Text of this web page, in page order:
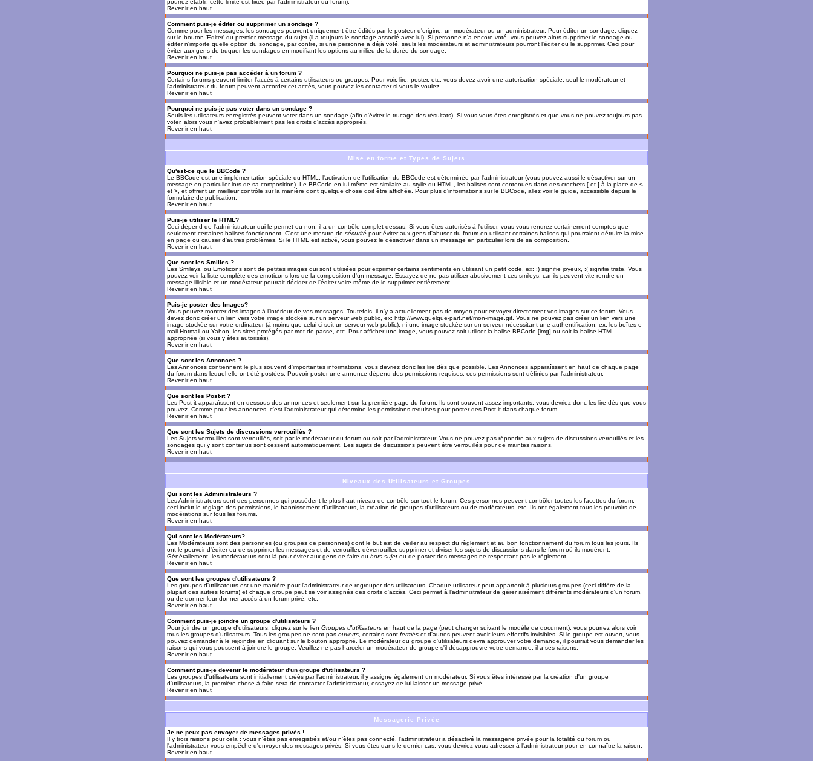
pourrez établir, cette limite est fixée par l'administrateur du forum).
Revenir en haut
Comment puis-je éditer ou supprimer un sondage ?
Comme pour les messages, les sondages peuvent uniquement être édités par le posteur d'origine, un modérateur ou un administrateur. Pour éditer un sondage, cliquez
sur le bouton 'Editer' du premier message du sujet (il a toujours le sondage associé avec lui). Si personne n'a encore voté, vous pouvez alors supprimer le sondage ou
éditer n'importe quelle option du sondage, par contre, si une personne a déjà voté, seuls les modérateurs et administrateurs pourront l'éditer ou le supprimer. Ceci pour
éviter aux gens de truquer les sondages en modifiant les options au milieu de la durée du sondage.
Revenir en haut
Pourquoi ne puis-je pas accéder à un forum ?
Certains forums peuvent limiter l'accès à certains utilisateurs ou groupes. Pour voir, lire, poster, etc. vous devez avoir une autorisation spéciale, seul le modérateur et
l'administrateur du forum peuvent accorder cet accès, vous pouvez les contacter si vous le voulez.
Revenir en haut
Pourquoi ne puis-je pas voter dans un sondage ?
Seuls les utilisateurs enregistrés peuvent voter dans un sondage (afin d'éviter le trucage des résultats). Si vous vous êtes enregistrés et que vous ne pouvez toujours pas
voter, alors vous n'avez probablement pas les droits d'accès appropriés.
Revenir en haut
Mise en forme et Types de Sujets
Qu'est-ce que le BBCode ?
Le BBCode est une implémentation spéciale du HTML, l'activation de l'utilisation du BBCode est déterminée par l'administrateur (vous pouvez aussi le désactiver sur un
message en particulier lors de sa composition). Le BBCode en lui-même est similaire au styile du HTML, les balises sont contenues dans des crochets [ et ] à la place de <
et >, et offrent un meilleur contrôle sur la manière dont quelque chose doit être affichée. Pour plus d'informations sur le BBCode, allez voir le guide, accessible depuis le
formulaire de publication.
Revenir en haut
Puis-je utiliser le HTML?
Ceci dépend de l'administrateur qui le permet ou non, il a un contrôle complet dessus. Si vous êtes autorisés à l'utiliser, vous vous rendrez certainement comptes que
seulement certaines balises fonctionnent. C'est une mesure de sécurité pour éviter aux gens d'abuser du forum en utilisant certaines balises qui pourraient détruire la mise
en page ou causer d'autres problèmes. Si le HTML est activé, vous pouvez le désactiver dans un message en particulier lors de sa composition.
Revenir en haut
Que sont les Smilies ?
Les Smileys, ou Emoticons sont de petites images qui sont utilisées pour exprimer certains sentiments en utilisant un petit code, ex: :) signifie joyeux, :( signifie triste. Vous
pouvez voir la liste complète des emoticons lors de la composition d'un message. Essayez de ne pas utiliser abusivement ces smileys, car ils peuvent vite rendre un
message illisible et un modérateur pourrait décider de l'éditer voire même de le supprimer entièrement.
Revenir en haut
Puis-je poster des Images?
Vous pouvez montrer des images à l'intérieur de vos messages. Toutefois, il n'y a actuellement pas de moyen pour envoyer directement vos images sur ce forum. Vous
devez donc créer un lien vers votre image stockée sur un serveur web public, ex: http://www.quelque-part.net/mon-image.gif. Vous ne pouvez pas créer un lien vers une
image stockée sur votre ordinateur (à moins que celui-ci soit un serveur web public), ni une image stockée sur un serveur nécessitant une authentification, ex: les boîtes e-
mail Hotmail ou Yahoo, les sites protégés par mot de passe, etc. Pour afficher une image, vous pouvez soit utiliser la balise BBCode [img] ou soit la balise HTML
appropriée (si vous y êtes autorisés).
Revenir en haut
Que sont les Annonces ?
Les Annonces contiennent le plus souvent d'importantes informations, vous devriez donc les lire dès que possible. Les Annonces apparaîssent en haut de chaque page
du forum dans lequel elle ont été postées. Pouvoir poster une annonce dépend des permissions requises, ces permissions sont définies par l'administrateur.
Revenir en haut
Que sont les Post-it ?
Les Post-it apparaîssent en-dessous des annonces et seulement sur la première page du forum. Ils sont souvent assez importants, vous devriez donc les lire dès que vous
pouvez. Comme pour les annonces, c'est l'administrateur qui détermine les permissions requises pour poster des Post-it dans chaque forum.
Revenir en haut
Que sont les Sujets de discussions verrouillés ?
Les Sujets verrouillés sont verrouillés, soit par le modérateur du forum ou soit par l'administrateur. Vous ne pouvez pas répondre aux sujets de discussions verrouillés et les
sondages qui y sont contenus sont cessent automatiquement. Les sujets de discussions peuvent être verrouillés pour de maintes raisons.
Revenir en haut
Niveaux des Utilisateurs et Groupes
Qui sont les Administrateurs ?
Les Administrateurs sont des personnes qui possèdent le plus haut niveau de contrôle sur tout le forum. Ces personnes peuvent contrôler toutes les facettes du forum,
ceci inclut le réglage des permissions, le bannissement d'utilisateurs, la création de groupes d'utilisateurs ou de modérateurs, etc. Ils ont également tous les pouvoirs de
modérations sur tous les forums.
Revenir en haut
Qui sont les Modérateurs?
Les Modérateurs sont des personnes (ou groupes de personnes) dont le but est de veiller au respect du règlement et au bon fonctionnement du forum tous les jours. Ils
ont le pouvoir d'éditer ou de supprimer les messages et de verrouiller, déverrouiller, supprimer et diviser les sujets de discussions dans le forum où ils modèrent.
Générallement, les modérateurs sont là pour éviter aux gens de faire du hors-sujet ou de poster des messages ne respectant pas le règlement.
Revenir en haut
Que sont les groupes d'utilisateurs ?
Les groupes d'utilisateurs est une manière pour l'administrateur de regrouper des utilisateurs. Chaque utilisateur peut appartenir à plusieurs groupes (ceci diffère de la
plupart des autres forums) et chaque groupe peut se voir assignés des droits d'accès. Ceci permet à l'administrateur de gérer aisément différents modérateurs d'un forum,
ou de donner leur donner accès à un forum privé, etc.
Revenir en haut
Comment puis-je joindre un groupe d'utilisateurs ?
Pour joindre un groupe d'utilisateurs, cliquez sur le lien Groupes d'utilisateurs en haut de la page (peut changer suivant le modèle de document), vous pourrez alors voir
tous les groupes d'utilisateurs. Tous les groupes ne sont pas ouverts , certains sont fermés et d'autres peuvent avoir leurs effectifs invisibles. Si le groupe est ouvert, vous
pouvez demander à le rejoindre en cliquant sur le bouton approprié. Le modérateur du groupe d'utilisateurs devra approuver votre demande, il pourrait vous demander les
raisons qui vous poussent à joindre le groupe. Veuillez ne pas harceler un modérateur de groupe s'il désapprouvre votre demande, il a ses raisons.
Revenir en haut
Comment puis-je devenir le modérateur d'un groupe d'utilisateurs ?
Les groupes d'utilisateurs sont initiallement créés par l'administrateur, il y assigne également un modérateur. Si vous êtes intéressé par la création d'un groupe
d'utilisateurs, la première chose à faire sera de contacter l'administrateur, essayez de lui laisser un message privé.
Revenir en haut
Messagerie Privée
Je ne peux pas envoyer de messages privés !
Il y trois raisons pour cela : vous n'êtes pas enregistrés et/ou n'êtes pas connecté, l'administrateur a désactivé la messagerie privée pour la totalité du forum ou
l'administrateur vous empêche d'envoyer des messages privés. Si vous êtes dans le dernier cas, vous devriez vous adresser à l'administrateur pour en connaître la raison.
Revenir en haut